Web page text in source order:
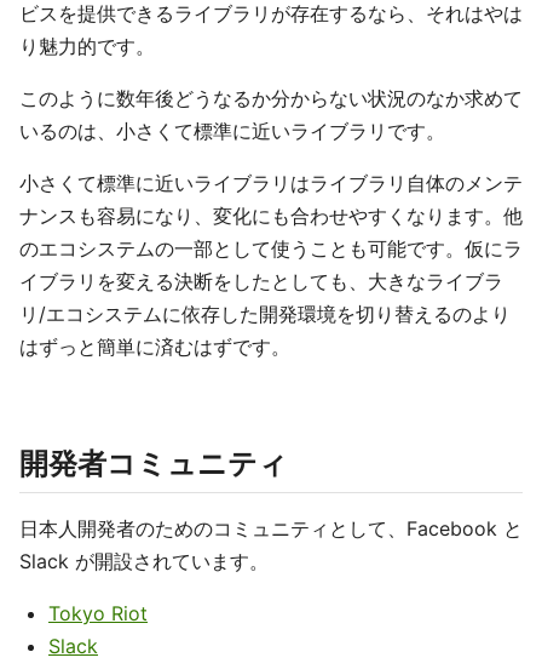
ビスを提供できるライブラリが存在するなら、それはやは
り魅力的です。
このように数年後どうなるか分からない状況のなか求めて
いるのは、小さくて標準に近いライブラリです。
小さくて標準に近いライブラリはライブラリ自体のメンテ
ナンスも容易になり、変化にも合わせやすくなります。他
のエコシステムの一部として使うことも可能です。仮にラ
イブラリを変える決断をしたとしても、大きなライブラ
リ/エコシステムに依存した開発環境を切り替えるのより
はずっと簡単に済むはずです。
開発者コミュニティ
日本人開発者のためのコミュニティとして、Facebook と
Slack が開設されています。
Tokyo Riot
Slack